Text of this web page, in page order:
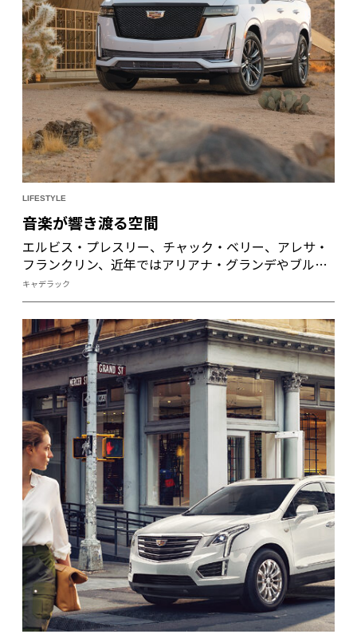
LIFESTYLE
音楽が響き渡る空間
エルビス・プレスリー、チャック・ベリー、アレサ・
フランクリン、近年ではアリアナ・グランデやブルー
ノ・マーズなど、キャデラックは数々のミュージシャ
ンの楽曲に登場し、その音楽性を象徴するアイコンと
して表現されてきた。だからこそ、キャデラックの音
響へのこだわりは並々ならぬものがある。キャデラッ
クと音楽の長い蜜月が生み出した、最高の音響空間を
体感したい。
キャデラック